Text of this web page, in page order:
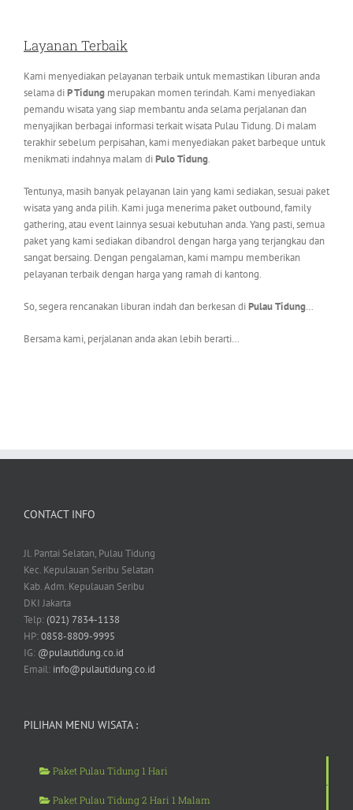
Layanan Terbaik
Kami menyediakan pelayanan terbaik untuk memastikan liburan anda
selama diP Tidung merupakan momen terindah. Kami menyediakan
pemandu wisata yang siap membantu anda selama perjalanan dan
menyajikan berbagai informasi terkait wisata Pulau Tidung. Di malam
terakhir sebelum perpisahan, kami menyediakan paket barbeque untuk
menikmati indahnya malam diPulo Tidung.
Tentunya, masih banyak pelayanan lain yang kami sediakan, sesuai paket
wisata yang anda pilih. Kami juga menerima paket outbound, family
gathering, atau event lainnya sesuai kebutuhan anda. Yang pasti, semua
paket yang kami sediakan dibandrol dengan harga yang terjangkau dan
sangat bersaing. Dengan pengalaman, kami mampu memberikan
pelayanan terbaik dengan harga yang ramah di kantong.
So, segera rencanakan liburan indah dan berkesan diPulau Tidung…
Bersama kami, perjalanan anda akan lebih berarti…
CONTACT INFO
Jl. Pantai Selatan, Pulau Tidung
Kec. Kepulauan Seribu Selatan
Kab. Adm. Kepulauan Seribu
DKI Jakarta
Telp:(021) 7834-1138
HP:0858-8809-9995
IG: @pulautidung.co.id
Email: info@pulautidung.co.id
PILIHAN MENU WISATA :
Paket Pulau Tidung 1 Hari
Paket Pulau Tidung 2 Hari 1 Malam